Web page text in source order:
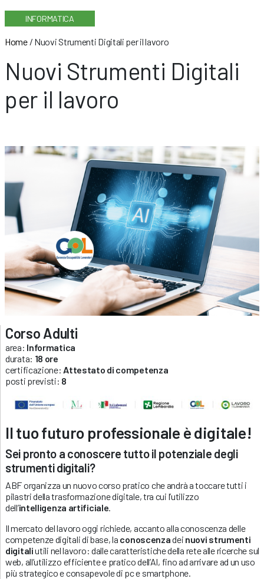
INFORMATICA
Home/ Nuovi Strumenti Digitali per il lavoro
Nuovi Strumenti Digitali
per il lavoro
Corso Adulti
area: Informatica
durata: 18 ore
certificazione: Attestato di competenza
posti previsti: 8
Il tuo futuro professionale è digitale!
Sei pronto a conoscere tutto il potenziale degli
strumenti digitali?
ABF organizza un nuovo corso pratico che andrà a toccare tutti i
pilastri della trasformazione digitale, tra cui l’utilizzo
dell’intelligenza artificiale
Il mercato del lavoro oggi richiede, accanto alla conoscenza delle
competenze digitali di base, la conoscenzadei nuovi strumenti
digitaliutili nel lavoro: dalle caratteristiche della rete alle ricerche sul
web, all’utilizzo efficiente e pratico dell’AI, fino ad arrivare ad un uso
più strategico e consapevole di pc e smartphone.